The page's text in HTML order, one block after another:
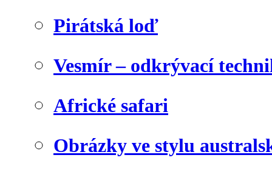
Pirátská loď
Vesmír – odkrývací
Africké safari
Obrázky ve stylu